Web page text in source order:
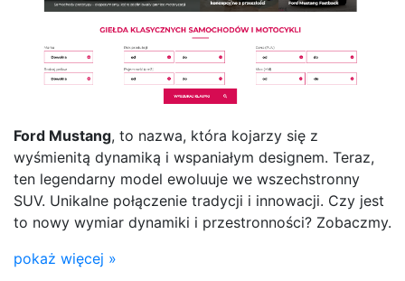
Ford Mustang, to nazwa, która kojarzy się z
wyśmienitą dynamiką i wspaniałym designem. Teraz,
ten legendarny model ewoluuje we wszechstronny
SUV. Unikalne połączenie tradycji i innowacji. Czy jest
to nowy wymiar dynamiki i przestronności? Zobaczmy.
pokaż więcej »